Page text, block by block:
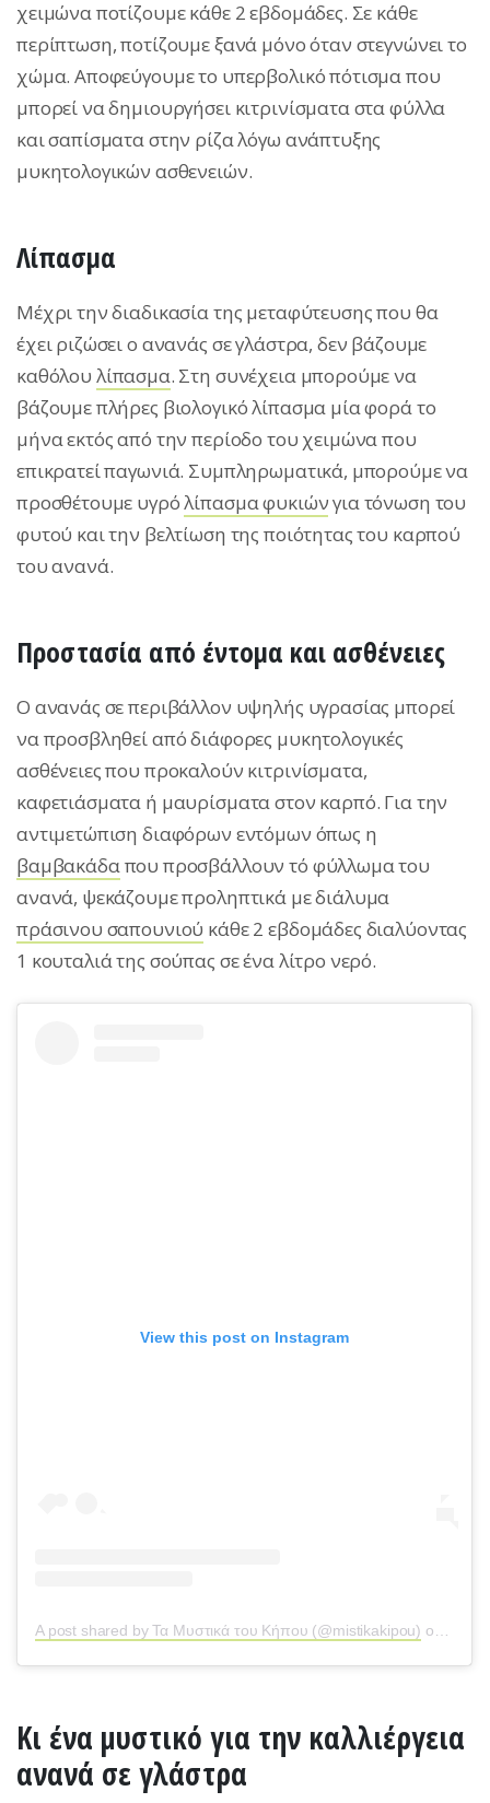
χειμώνα ποτίζουμε κάθε 2 εβδομάδες. Σε κάθε
περίπτωση, ποτίζουμε ξανά μόνο όταν στεγνώνει το
χώμα. Αποφεύγουμε το υπερβολικό πότισμα που
μπορεί να δημιουργήσει κιτρινίσματα στα φύλλα
και σαπίσματα στην ρίζα λόγω ανάπτυξης
μυκητολογικών ασθενειών.
Λίπασμα
Μέχρι την διαδικασία της μεταφύτευσης που θα
έχει ριζώσει ο ανανάς σε γλάστρα, δεν βάζουμε
καθόλου λίπασμα. Στη συνέχεια μπορούμε να
βάζουμε πλήρες βιολογικό λίπασμα μία φορά το
μήνα εκτός από την περίοδο του χειμώνα που
επικρατεί παγωνιά. Συμπληρωματικά, μπορούμε να
προσθέτουμε υγρόλίπασμα φυκιώνγια τόνωση του
φυτού και την βελτίωση της ποιότητας του καρπού
του ανανά.
Προστασία από έντομα και ασθένειες
Ο ανανάς σε περιβάλλον υψηλής υγρασίας μπορεί
να προσβληθεί από διάφορες μυκητολογικές
ασθένειες που προκαλούν κιτρινίσματα,
καφετιάσματα ή μαυρίσματα στον καρπό. Για την
αντιμετώπιση διαφόρων εντόμων όπως η
βαμβακάδαπου προσβάλλουν τό φύλλωμα του
ανανά, ψεκάζουμε προληπτικά με διάλυμα
πράσινου σαπουνιού κάθε 2 εβδομάδες διαλύοντας
1 κουταλιά της σούπας σε ένα λίτρο νερό.
View this post on Instagram
A post shared by Τα Μυστικά του Κήπου (@mistikakipou) on Jul 9,
Κι ένα μυστικό για την καλλιέργεια
ανανά σε γλάστρα